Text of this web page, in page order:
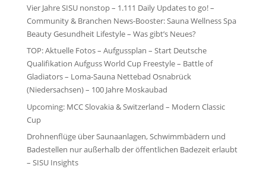
Vier Jahre SISU nonstop – 1.111 Daily Updates to go! –
Community & Branchen News-Booster: Sauna Wellness Spa
Beauty Gesundheit Lifestyle – Was gibt’s Neues?
TOP: Aktuelle Fotos – Aufgussplan – Start Deutsche
Qualifikation Aufguss World Cup Freestyle – Battle of
Gladiators – Loma-Sauna Nettebad Osnabrück
(Niedersachsen) – 100 Jahre Moskaubad
Upcoming: MCC Slovakia & Switzerland – Modern Classic
Cup
Drohnenflüge über Saunaanlagen, Schwimmbädern und
Badestellen nur außerhalb der öffentlichen Badezeit erlaubt
– SISU Insights